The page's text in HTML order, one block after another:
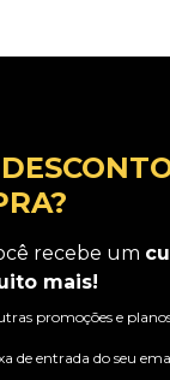
recebe um
mais!
promoções e
de entrada do seu